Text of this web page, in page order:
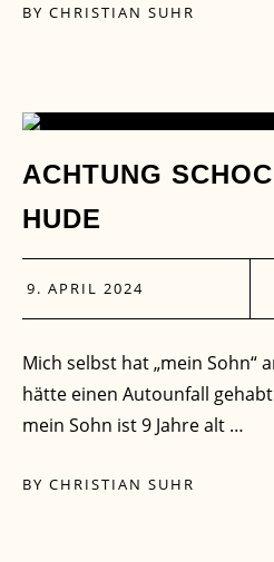
BY CHRISTIAN SUHR
09
APR.
ACHTUNG
HUDE
9. APRIL 2024
Mich selbst hat „mein Sohn“
hätte einen Autounfall
mein Sohn ist 9 Jahre alt …
BY CHRISTIAN SUHR